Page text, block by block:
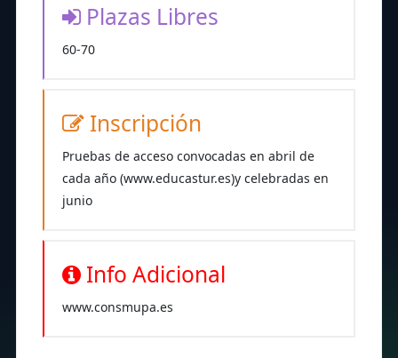
Plazas Libres
60-70
Inscripción
Pruebas de acceso convocadas en abril de
cada año (www.educastur.es)y celebradas en
junio
Info Adicional
www.consmupa.es